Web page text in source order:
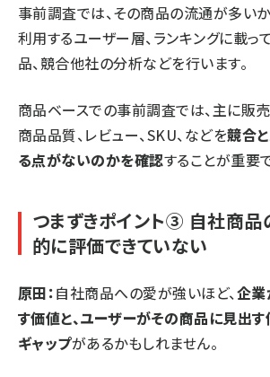
事前調査では、その商品の流通が多い
利用するユーザー層、ランキングに載っ
品、競合他社の分析などを行います。
商品ベースでの事前調査では、主に販売
商品品質、レビュー、SKU、などを競合
る点がないのかを確認することが重要
つまずきポイント③ 自社商
的に評価できていない
原田：自社商品への愛が強いほど、企
す価値と、ユーザーがその商品に見出
ギャップがあるかもしれません。